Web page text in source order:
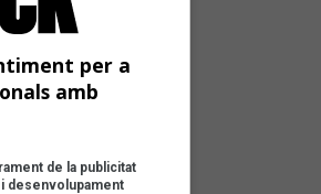
per a
amb
de la publicitat
desenvolupament